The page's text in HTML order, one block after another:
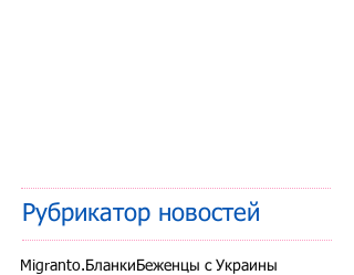
Рубрикатор новостей
Migranto.Бланки Беженцы с Украины